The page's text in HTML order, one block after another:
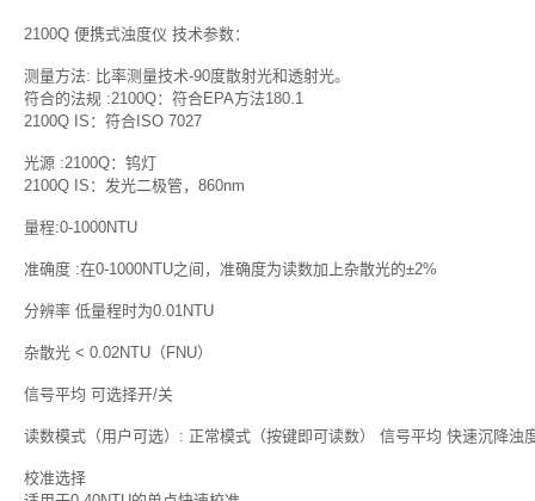
2100Q 便携式浊度仪 技术参数：
测量方法: 比率测量技术-90度散射光和透射光。
符合的法规 :2100Q：符合EPA方法180.1
2100Q IS：符合ISO 7027
光源 :2100Q：钨灯
2100Q IS：发光二极管，860nm
量程:0-1000NTU
准确度 :在0-1000NTU之间，准确度为读数加上杂散光的±2%
分辨率 低量程时为0.01NTU
杂散光 < 0.02NTU（FNU）
信号平均 可选择开/关
读数模式（用户可选）: 正常模式（按键即可读数） 信号平均 快速沉降浊
校准选择